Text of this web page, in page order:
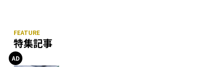
特集記事